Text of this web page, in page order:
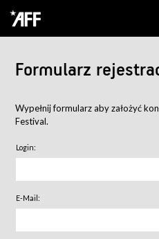
Formularz
Wypełnij formularz aby założyć
Festival.
Login:
E-Mail: